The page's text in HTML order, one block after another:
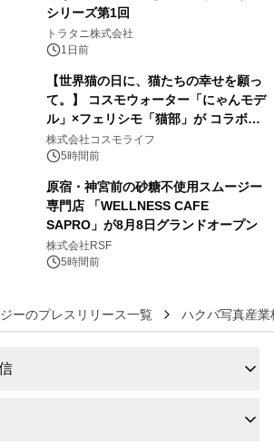
シリーズ第1回
トラタニ株式会社
1日前
【世界猫の日に、猫たちの幸せを願っ
て。】 コスモウォーター「にゃんモデ
ル」×フェリシモ「猫部」が コラボキ
ャンペーンを実施
株式会社コスモライフ
5時間前
原宿・神宮前の砂糖不使用スムージー
専門店 「WELLNESS CAFE
SAPRO」が8月8日グランドオープン
株式会社RSF
5時間前
ーのプレスリリース一覧 ハクバ写真産業